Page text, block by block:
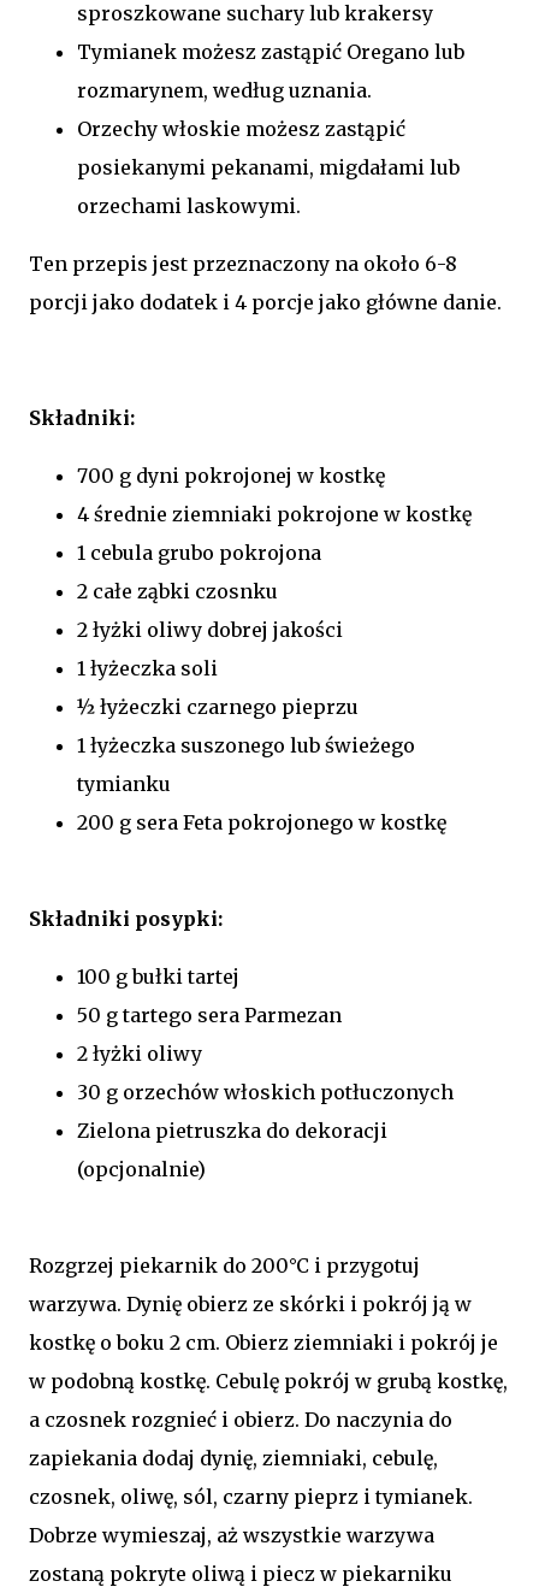
sproszkowane suchary lub krakersy
Tymianek możesz zastąpić Oregano lub
rozmarynem, według uznania.
Orzechy włoskie możesz zastąpić
posiekanymi pekanami, migdałami lub
orzechami laskowymi.
Ten przepis jest przeznaczony na około 6-8
porcji jako dodatek i 4 porcje jako główne danie.
Składniki:
700 g dyni pokrojonej w kostkę
4 średnie ziemniaki pokrojone w kostkę
1 cebula grubo pokrojona
2 całe ząbki czosnku
2 łyżki oliwy dobrej jakości
1 łyżeczka soli
½ łyżeczki czarnego pieprzu
1 łyżeczka suszonego lub świeżego
tymianku
200 g sera Feta pokrojonego w kostkę
Składniki posypki:
100 g bułki tartej
50 g tartego sera Parmezan
2 łyżki oliwy
30 g orzechów włoskich potłuczonych
Zielona pietruszka do dekoracji
(opcjonalnie)
Rozgrzej piekarnik do 200°C i przygotuj
warzywa. Dynię obierz ze skórki i pokrój ją w
kostkę o boku 2 cm. Obierz ziemniaki i pokrój je
w podobną kostkę. Cebulę pokrój w grubą kostkę,
a czosnek rozgnieć i obierz. Do naczynia do
zapiekania dodaj dynię, ziemniaki, cebulę,
czosnek, oliwę, sól, czarny pieprz i tymianek.
Dobrze wymieszaj, aż wszystkie warzywa
zostaną pokryte oliwą i piecz w piekarniku